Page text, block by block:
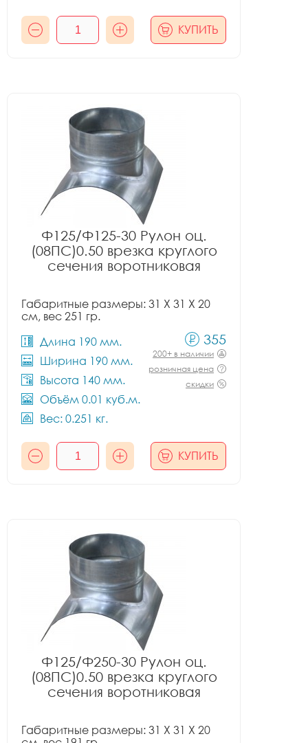
КУПИТЬ
Ф125/Ф125-30 Рулон оц.
(08ПС)0.50 врезка круглого
сечения воротниковая
Габаритные размеры: 31 X 31 X 20
см, вес 251 гр.
Длина 190 мм.
Ширина 190 мм.
Высота 140 мм.
Объём 0.01 куб.м.
Вес: 0.251 кг.
355
200+ в наличии
розничная цена
скидки
КУПИТЬ
Ф125/Ф250-30 Рулон оц.
(08ПС)0.50 врезка круглого
сечения воротниковая
Габаритные размеры: 31 X 31 X 20